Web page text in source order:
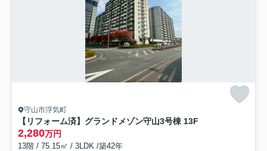
守山市浮気町
【リフォーム済】グランドメゾン守山3号棟 13F
2,280万円
13階 / 75.15㎡ / 3LDK /築42年